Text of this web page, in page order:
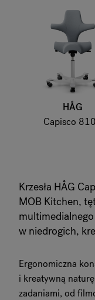
HÅG
Capisco
Krzesła HÅG
MOB Kitchen,
w niedrogich,
Ergonomiczna
i kreatywną
zadaniami, od